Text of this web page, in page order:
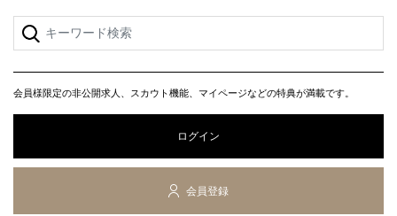
会員様限定の非公開求人、スカウト機能、マイページなどの特典が満載です。
ログイン
会員登録